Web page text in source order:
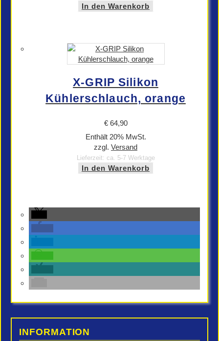
In den Warenkorb
X-GRIP Silikon
Kühlerschlauch, orange
€64,90
Enthält 20% MwSt.
zzgl. Versand
Lieferzeit: ca. 5-7 Werktage
In den Warenkorb
INFORMATION